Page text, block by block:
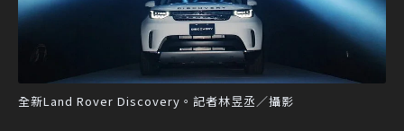
全新Land Rover Discovery。記者林昱丞／攝影